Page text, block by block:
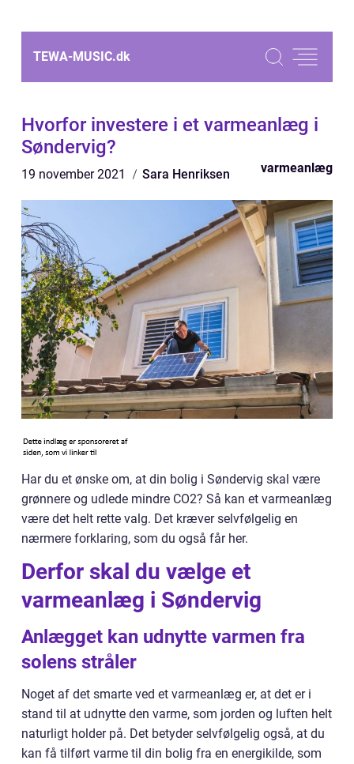
TEWA-MUSIC.dk
Hvorfor investere i et varmeanlæg i
Søndervig?
19 november 2021 Sara Henriksen varmeanlæg
Har du et ønske om, at din bolig i Søndervig skal være
grønnere og udlede mindre CO2? Så kan et varmeanlæg
være det helt rette valg. Det kræver selvfølgelig en
nærmere forklaring, som du også får her.
Derfor skal du vælge et
varmeanlæg i Søndervig
Anlægget kan udnytte varmen fra
solens stråler
Noget af det smarte ved et varmeanlæg er, at det er i
stand til at udnytte den varme, som jorden og luften helt
naturligt holder på. Det betyder selvfølgelig også, at du
kan få tilført varme til din bolig fra en energikilde, som